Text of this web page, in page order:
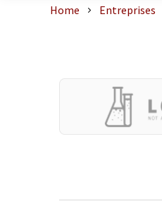
Home Entreprises